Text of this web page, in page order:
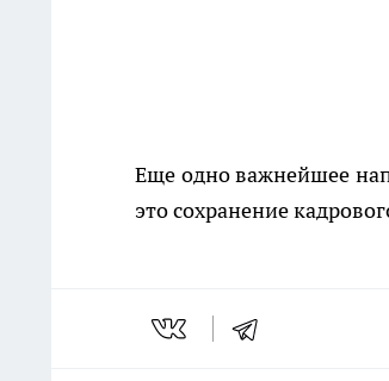
Еще одно важнейшее
это сохранение